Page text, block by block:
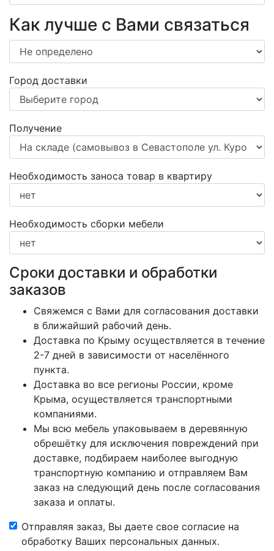
Как лучше с Вами связаться
Город доставки
Получение
Необходимость заноса товар в квартиру
Необходимость сборки мебели
Сроки доставки и обработки
заказов
Свяжемся с Вами для согласования доставки
в ближайший рабочий день.
Доставка по Крыму осуществляется в течение
2-7 дней в зависимости от населённого
пункта.
Доставка во все регионы России, кроме
Крыма, осуществляется транспортными
компаниями.
Мы всю мебель упаковываем в деревянную
обрешётку для исключения повреждений при
доставке, подбираем наиболее выгодную
транспортную компанию и отправляем Вам
заказ на следующий день после согласования
заказа и оплаты.
Отправляя заказ, Вы даете свое согласие на
обработку Ваших персональных данных.